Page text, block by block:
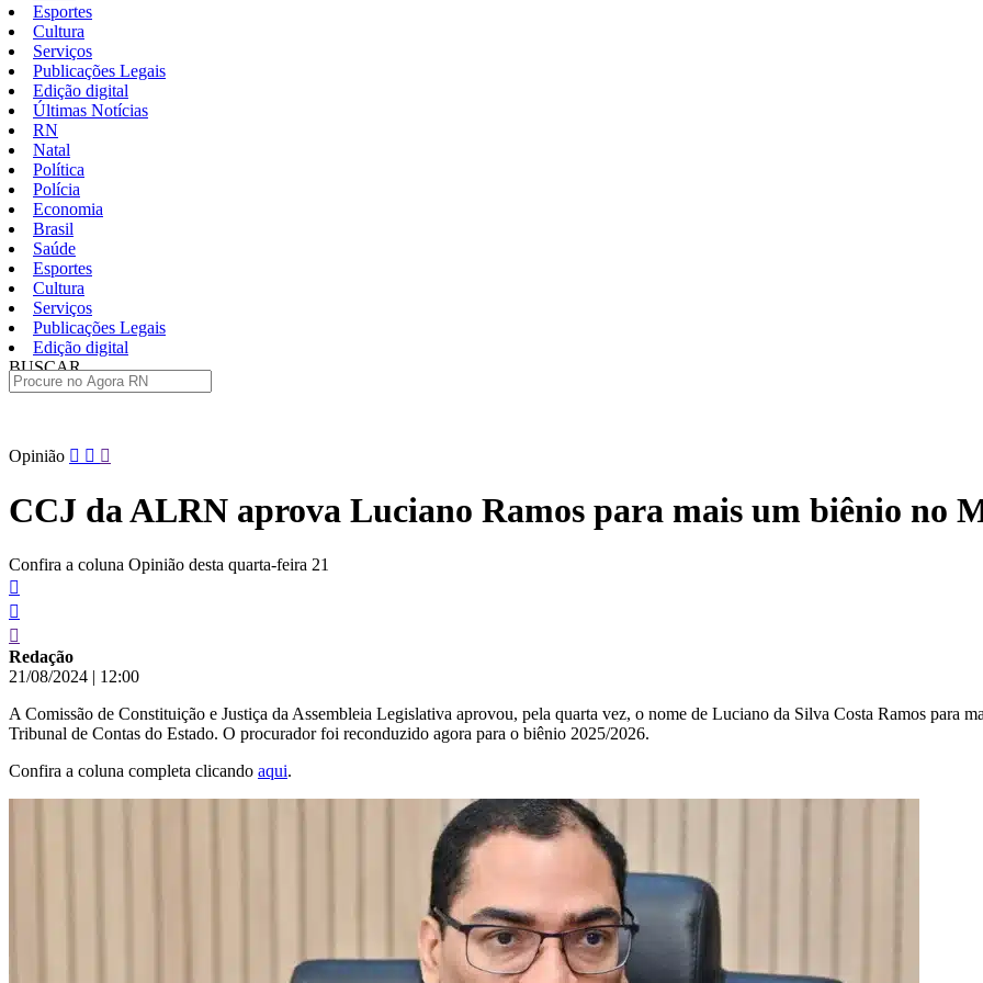
Esportes
Cultura
Serviços
Publicações Legais
Edição digital
Últimas Notícias
RN
Natal
Política
Polícia
Economia
Brasil
Saúde
Esportes
Cultura
Serviços
Publicações Legais
Edição digital
BUSCAR
Pular
para
conteúdo
Opinião
CCJ da ALRN aprova Luciano Ramos para mais um biênio no
Confira a coluna Opinião desta quarta-feira 21
Redação
21/08/2024 | 12:00
A Comissão de Constituição e Justiça da Assembleia Legislativa aprovou, pela quarta vez, o nome de Luciano da Silva Costa Ramos para
Tribunal de Contas do Estado. O procurador foi reconduzido agora para o biênio 2025/2026.
Confira a coluna completa clicando aqui.